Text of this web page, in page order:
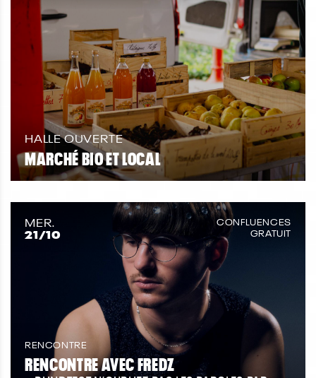
HALLE OUVERTE
MARCHÉ BIO ET LOCAL
MER.
21/10
CONFLUENCES
GRATUIT
RENCONTRE
RENCONTRE AVEC FREDZ